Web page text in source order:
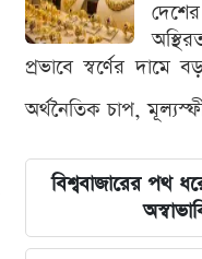
লঙ্কা প্রিমিয়ার
আগমন,
জুলাই কার-এ
আগামী ৪৮ ঘণ্টার
বৃষ্টি
প্রভাবে স্বর্ণের দামে
অর্থনৈতিক চাপ,
বিশ্ববাজারের পথ